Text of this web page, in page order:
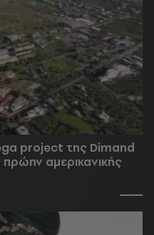
project της Dimand
πρώην αμερικανικής